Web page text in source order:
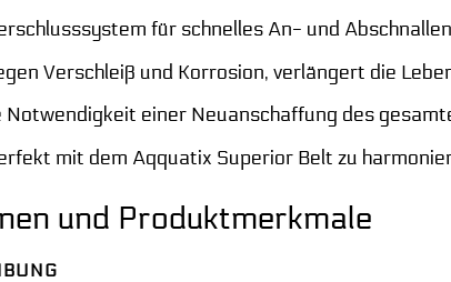
für schnelles An- und
Verschleiß und Korrosion, verlängert die
einer Neuanschaffung des
mit dem Aqquatix Superior Belt zu
und Produktmerkmale